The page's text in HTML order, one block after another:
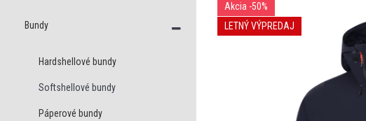
Bundy
Hardshellové bundy
Softshellové bundy
Páperové bundy
Akcia -50%
LETNÝ VÝPREDAJ